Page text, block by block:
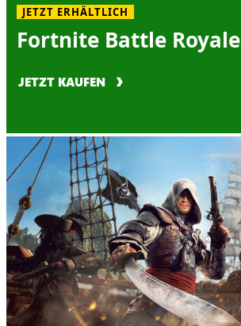
JETZT ERHÄLTLICH
Fortnite Battle Royale
JETZT KAUFEN